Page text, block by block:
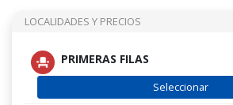
LOCALIDADES Y PRECIOS
PRIMERAS FILAS
Seleccionar